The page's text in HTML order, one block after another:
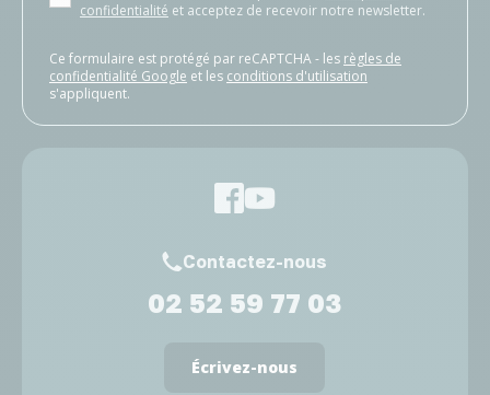
confidentialité et acceptez de recevoir notre newsletter.
Ce formulaire est protégé par reCAPTCHA - les règles de
confidentialité Google et les conditions d'utilisation
s'appliquent.
Contactez-nous
02 52 59 77 03
Écrivez-nous